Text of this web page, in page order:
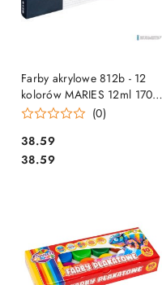
Farby akrylowe 812b - 12
kolorów MARIES 12ml 170-
1910
(0)
Cena:
38.59
Cena:
38.59
DO KOSZYKA